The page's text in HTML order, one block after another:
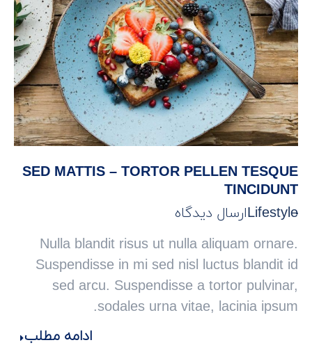
SED MATTIS – TORTOR PELLEN TESQUE
TINCIDUNT
Lifestyleارسال دیدگاه
Nulla blandit risus ut nulla aliquam ornare.
Suspendisse in mi sed nisl luctus blandit id
sed arcu. Suspendisse a tortor pulvinar,
sodales urna vitae, lacinia ipsum.
ادامه مطلب